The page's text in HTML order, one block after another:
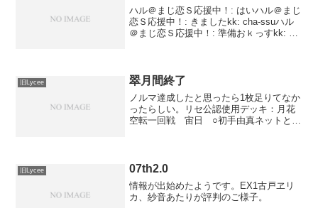
ハル＠まじ恋Ｓ応援中！: はいハル＠まじ
恋Ｓ応援中！: きましたkk: cha-ssuハル
＠まじ恋Ｓ応援中！: 準備おｋっすkk: 大
旧Lycee 翠月間終了
ノルマ達成したと思ったら1枚足りてなか
ったらしい。リセ公認使用デッキ：月花
空転一回戦 宙日 ○初手由真ネットと愛
ｗ3回スルーした後で...
旧Lycee 07th2.0
情報が出始めたようです。EX1古戸ヱリ
カ、紗音あたりが評判のご様子。